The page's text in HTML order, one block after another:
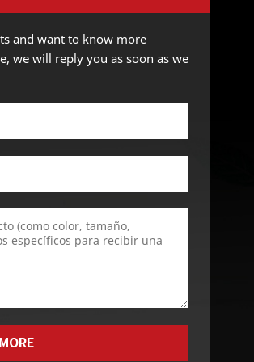
and want to know more
we will reply you as soon as we